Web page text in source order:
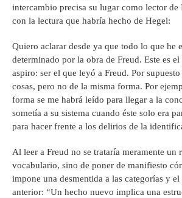
intercambio precisa su lugar como lector de
con la lectura que habría hecho de Hegel:
Quiero aclarar desde ya que todo lo que he
determinado por la obra de Freud. Este es
aspiro: ser el que leyó a Freud. Por
cosas, pero no de la misma forma. Por
forma se me habrá leído para llegar a la
sometía a su sistema cuando éste solo era
para hacer frente a los delirios de la
Al leer a Freud no se trataría meramente un
vocabulario, sino de poner de manifiesto
impone una desmentida a las categorías y
anterior: “Un hecho nuevo implica una